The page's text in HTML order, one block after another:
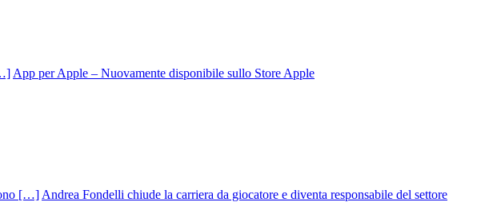
App per Apple – Nuovamente disponibile sullo Store Apple
Andrea Fondelli chiude la carriera da giocatore e diventa responsabile del settore